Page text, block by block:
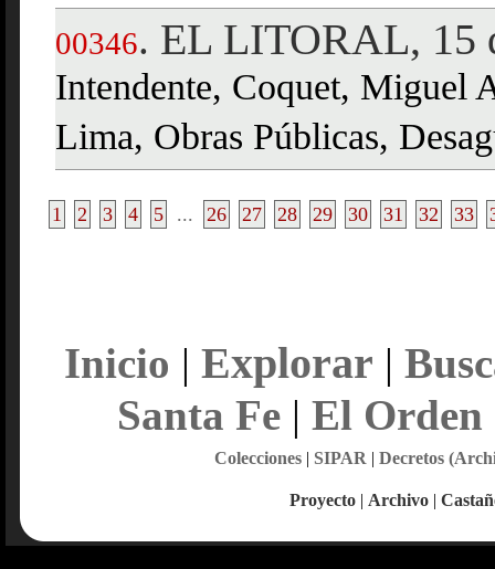
00346. EL LITORAL, 15
Intendente, Coquet, Miguel
Lima, Obras Públicas,
1 2 3 4 5 ... 26 27 28 29 30 31 32 33
Inicio | Explorar |
Santa Fe| El Orden
Colecciones| SIPAR | Decretos
Proyecto | Archivo |